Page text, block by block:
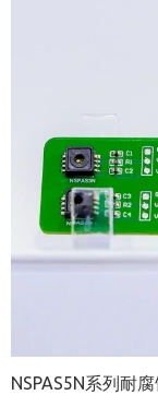
NSPAS5N系列耐